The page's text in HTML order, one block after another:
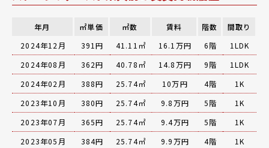
年月 ㎡単価 ㎡数 賃料 階数
間取り
2024年12月
391円 41.11㎡ 16.1万円 6階
1LDK
2024年08月
362円 40.78㎡ 14.8万円 9階
1LDK
2024年02月
388円 25.74㎡ 10万円 4階
1K
2023年10月
380円 25.74㎡ 9.8万円 5階
1K
2023年07月
365円 25.74㎡ 9.4万円 5階
1K
2023年05月
384円 25.74㎡ 9.9万円 4階 1K